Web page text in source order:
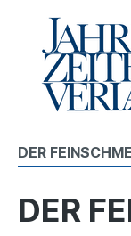
DER
DER